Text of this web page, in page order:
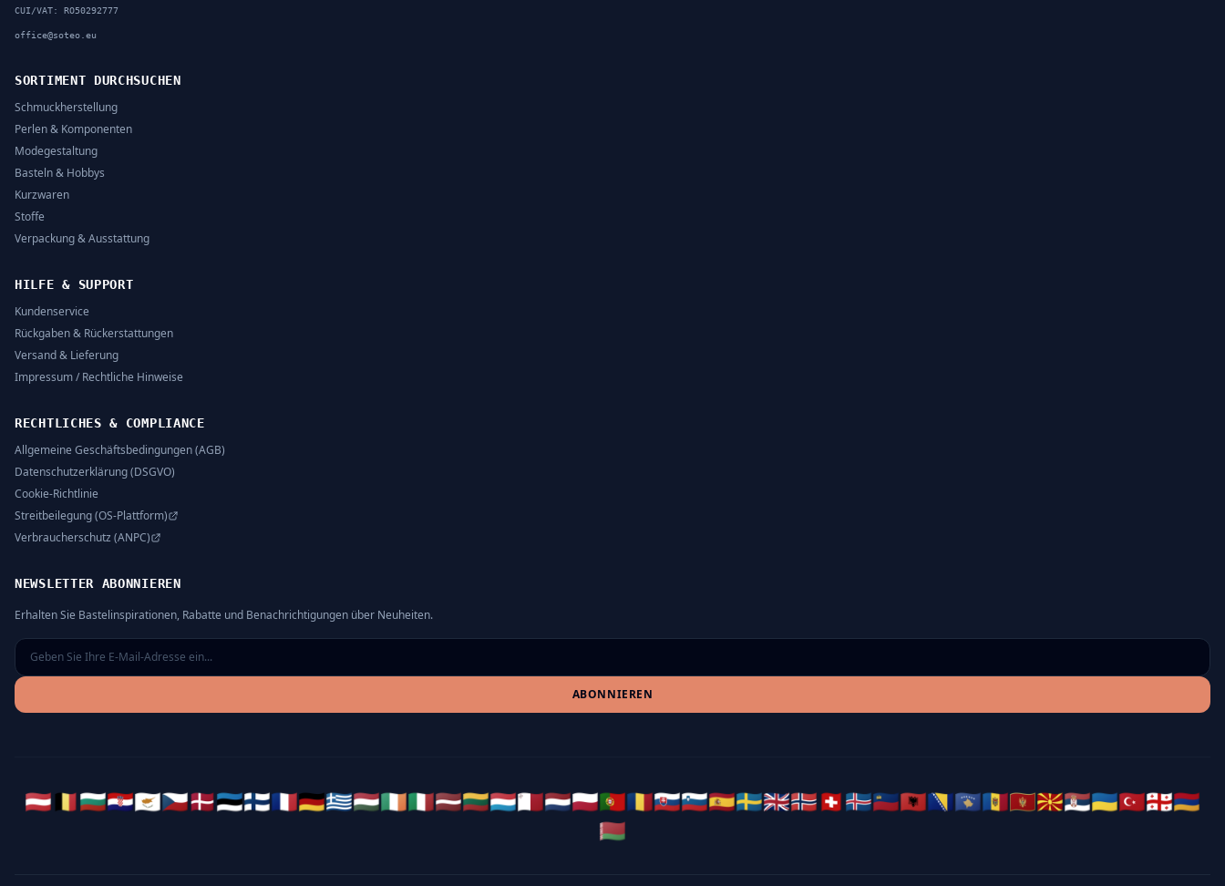
CUI/VAT: RO50292777
office@soteo.eu
SORTIMENT DURCHSUCHEN
Schmuckherstellung
Perlen & Komponenten
Modegestaltung
Basteln & Hobbys
Kurzwaren
Stoffe
Verpackung & Ausstattung
HILFE & SUPPORT
Kundenservice
Rückgaben & Rückerstattungen
Versand & Lieferung
Impressum / Rechtliche Hinweise
RECHTLICHES & COMPLIANCE
Allgemeine Geschäftsbedingungen (AGB)
Datenschutzerklärung (DSGVO)
Cookie-Richtlinie
Streitbeilegung (OS-Plattform)
Verbraucherschutz (ANPC)
NEWSLETTER ABONNIEREN
Erhalten Sie Bastelinspirationen, Rabatte und Benachrichtigungen über Neuheiten.
ABONNIEREN
🇦🇹🇧🇪🇧🇬🇭🇷🇨🇾🇨🇿🇩🇰🇪🇪🇫🇮🇫🇷🇩🇪🇬🇷🇭🇺🇮🇪🇮🇹🇱🇻🇱🇹🇱🇺🇲🇹🇳🇱🇵🇱🇵🇹🇷🇴🇸🇰🇸🇮🇪🇸🇸🇪🇬🇧🇳🇴🇨🇭🇮🇸🇱🇮🇦🇱🇧🇦🇽🇰🇲🇩🇲🇪🇲🇰🇷🇸🇺🇦🇹🇷🇬🇪🇦🇲
🇧🇾